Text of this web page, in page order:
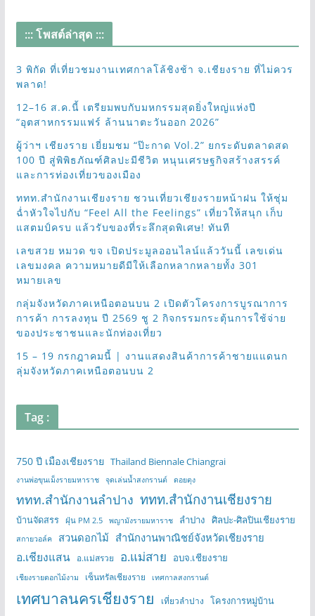
::: โพสต์ล่าสุด :::
3 พิกัด ที่เที่ยวชมงานเทศกาลโล้ชิงช้า จ.เชียงราย ที่ไม่ควร
พลาด!
12–16 ส.ค.นี้ เตรียมพบกับมหกรรมสุดยิ่งใหญ่แห่งปี
“อุตสาหกรรมแฟร์ ล้านนาตะวันออก 2026”
ผู้ว่าฯ เชียงราย เยี่ยมชม “ป๊ะกาด Vol.2” ยกระดับตลาดสด
100 ปี สู่พิพิธภัณฑ์ศิลปะมีชีวิต หนุนเศรษฐกิจสร้างสรรค์
และการท่องเที่ยวของเมือง
ททท.สำนักงานเชียงราย ชวนเที่ยวเชียงรายหน้าฝน ให้ชุ่ม
ฉ่ำหัวใจไปกับ “Feel All the Feelings” เที่ยวให้สนุก เก็บ
แสตมป์ครบ แล้วรับของที่ระลึกสุดพิเศษ! ทันที
เลขสวย หมวด ขจ เปิดประมูลออนไลน์แล้ววันนี้ เลขเด่น
เลขมงคล ความหมายดีมีให้เลือกหลากหลายทั้ง 301
หมายเลข
กลุ่มจังหวัดภาคเหนือตอนบน 2 เปิดตัวโครงการบูรณาการ
การค้า การลงทุน ปี 2569 ชู 2 กิจกรรมกระตุ้นการใช้จ่าย
ของประชาชนและนักท่องเที่ยว
15 – 19 กรกฎาคมนี้ | งานแสดงสินค้าการค้าชายแแดนก
ลุ่มจังหวัดภาคเหนือตอนบน 2
Tag :
750 ปี เมืองเชียงราย Thailand Biennale Chiangrai
งานพ่อขุนเม็งรายมหาราช จุดเล่นน้ำสงกรานต์ ดอยตุง
ททท.สำนักงานลำปาง ททท.สำนักงานเชียงราย
บ้านจัดสรร ฝุ่น PM 2.5 พญามังรายมหาราช ลำปาง ศิลปะ-ศิลปินเชียงราย
สกายวอล์ค สวนดอกไม้ สำนักงานพาณิชย์จังหวัดเชียงราย
อ.เชียงแสน อ.แม่สรวย อ.แม่สาย อบจ.เชียงราย
เชียงรายดอกไม้งาม เซ็นทรัลเชียงราย เทศกาลสงกรานต์
เทศบาลนครเชียงราย เที่ยวลำปาง โครงการหมู่บ้าน